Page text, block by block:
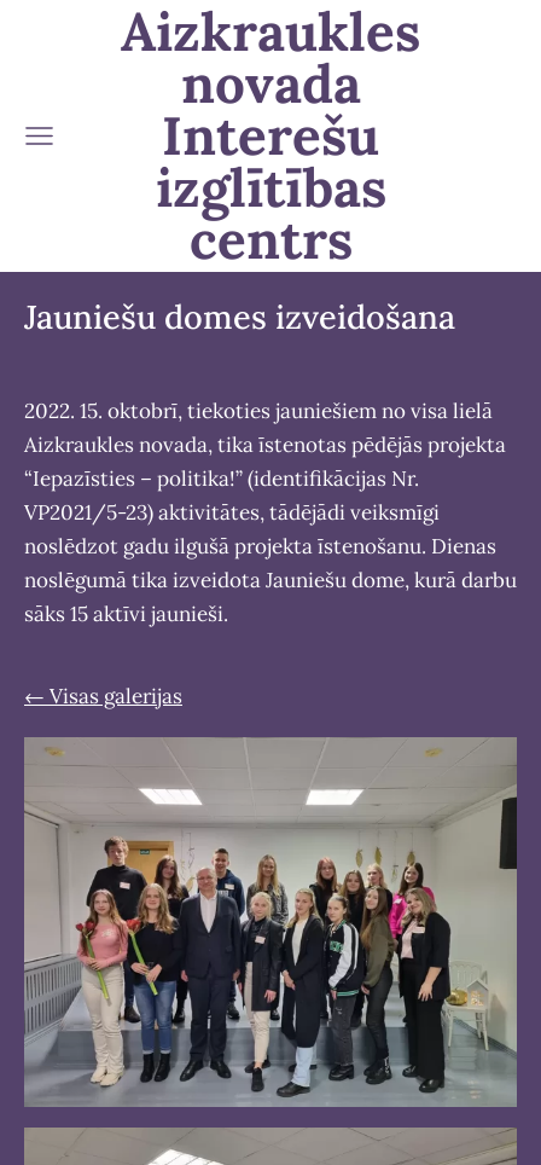
Aizkraukles
novada
Interešu
izglītības
centrs
Jauniešu domes izveidošana
2022. 15. oktobrī, tiekoties jauniešiem no visa lielā
Aizkraukles novada, tika īstenotas pēdējās projekta
“Iepazīsties – politika!” (identifikācijas Nr.
VP2021/5-23) aktivitātes, tādējādi veiksmīgi
noslēdzot gadu ilgušā projekta īstenošanu. Dienas
noslēgumā tika izveidota Jauniešu dome, kurā darbu
sāks 15 aktīvi jaunieši.
Visas galerijas